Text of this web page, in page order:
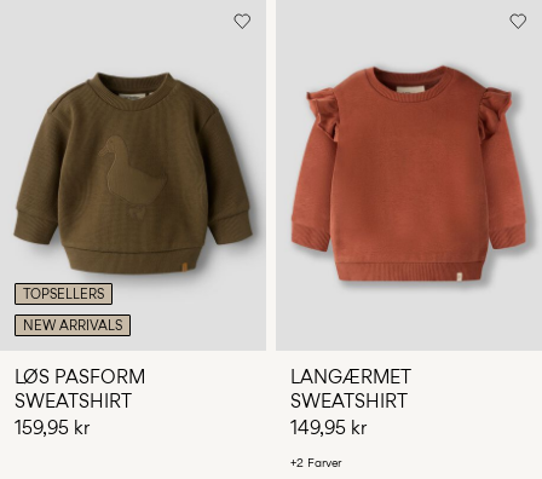
Log
ind
Har
du
Om
os
Danmark
dansk
TOPSELLERS
NEW ARRIVALS
LØS PASFORM
SWEATSHIRT
159,95 kr
LANGÆRMET
SWEATSHIRT
149,95 kr
+2 Farver